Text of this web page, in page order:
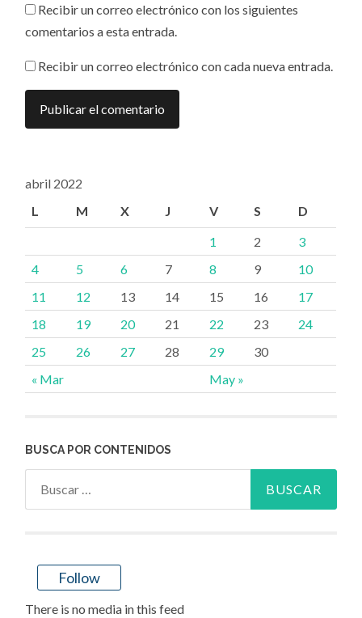
Recibir un correo electrónico con los siguientes
comentarios a esta entrada.
Recibir un correo electrónico con cada nueva entrada.
abril 2022
L
M X J V S D
« Mar May »
1 2
3
4
5 6 7 8 9
10
11
12 13 14 15 16
17
18
19 20 21 22 23
24
25
26 27 28 29 30
BUSCA POR CONTENIDOS
Follow
There is no media in this feed